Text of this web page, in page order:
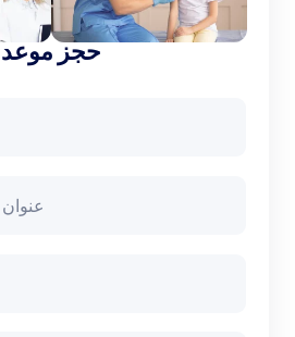
حجز موعد